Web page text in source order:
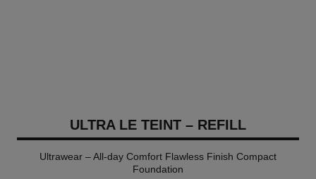
ULTRA LE TEINT – REFILL
Ultrawear – All-day Comfort Flawless Finish Compact
Foundation